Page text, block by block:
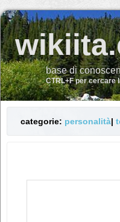
base di
CTRL+F per cercare
categorie: personalità|